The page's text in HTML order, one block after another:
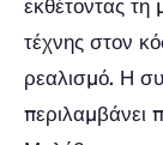
εκθέτοντας
τέχνης στον
ρεαλισμό. Η
περιλαμβάνει